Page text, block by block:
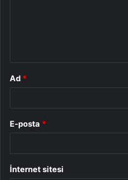
Ad *
E-posta *
İnternet sitesi